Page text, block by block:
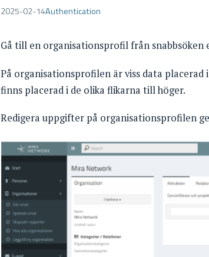
2025-02-14Authentication
Gå till en organisationsprofil från snabbsöken
På organisationsprofilen är viss data
finns placerad i de olika flikarna till höger.
Redigera uppgifter på organisationsprofilen